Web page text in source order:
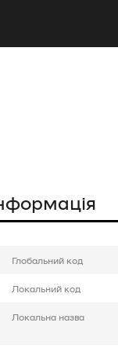
Глобальний код
Локальний код
Локальна назва